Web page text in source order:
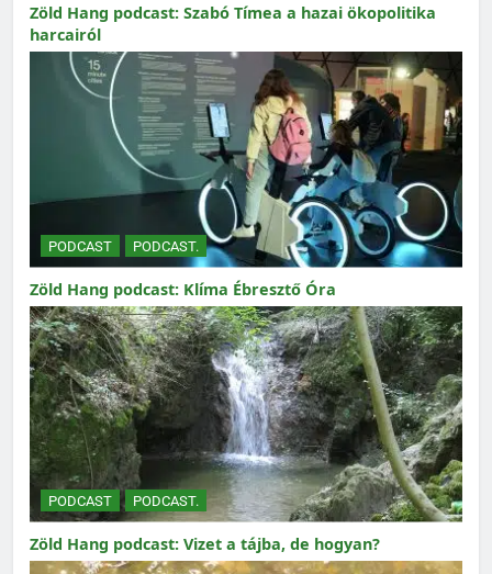
Zöld Hang podcast: Szabó Tímea a hazai ökopolitika
harcairól
PODCAST PODCAST.
Zöld Hang podcast: Klíma Ébresztő Óra
PODCAST PODCAST.
Zöld Hang podcast: Vizet a tájba, de hogyan?